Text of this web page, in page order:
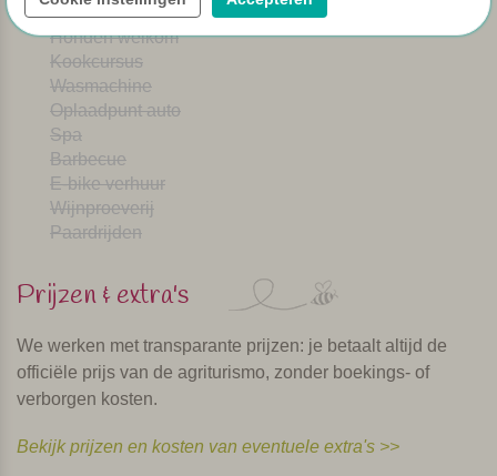
Afwasmachine
Honden welkom
Kookcursus
Wasmachine
Oplaadpunt auto
Spa
Barbecue
E-bike verhuur
Wijnproeverij
Paardrijden
Prijzen & extra's
We werken met transparante prijzen: je betaalt altijd de
officiële prijs van de agriturismo, zonder boekings- of
verborgen kosten.
Bekijk prijzen en kosten van eventuele extra's >>